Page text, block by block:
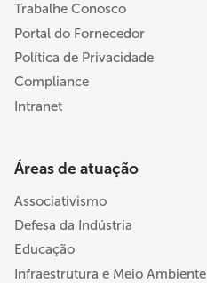
Trabalhe Conosco
Portal do Fornecedor
Política de Privacidade
Compliance
Intranet
Áreas de atuação
Associativismo
Defesa da Indústria
Educação
Infraestrutura e Meio Ambiente